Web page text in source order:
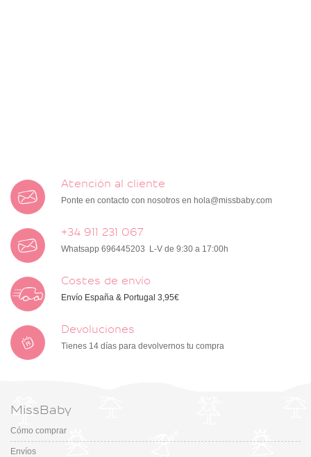
Atención al cliente
Ponte en contacto con nosotros en hola@missbaby.com
+34 911 231 067
Whatsapp 696445203 L-V de 9:30 a 17:00h
Costes de envío
Envío España & Portugal 3,95€
Devoluciones
Tienes 14 días para devolvernos tu compra
MissBaby
Cómo comprar
Envíos